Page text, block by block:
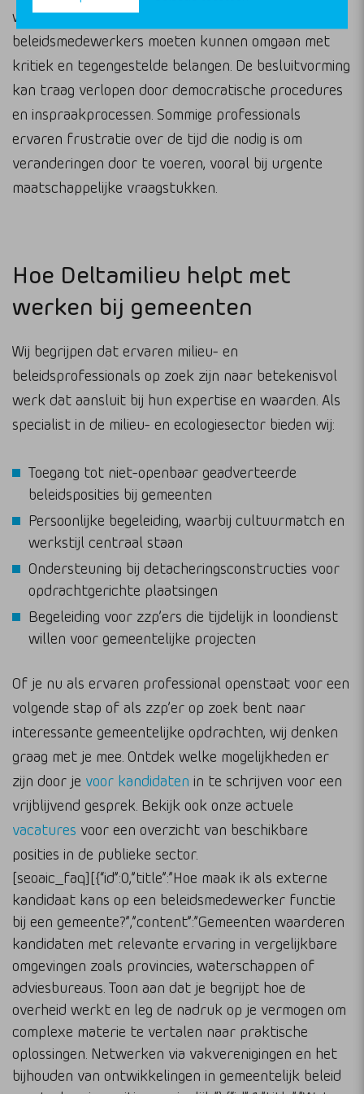
werk. Beleidskeuzes kunnen omstreden zijn en
beleidsmedewerkers moeten kunnen omgaan met
kritiek en tegengestelde belangen. De besluitvorming
kan traag verlopen door democratische procedures
en inspraakprocessen. Sommige professionals
ervaren frustratie over de tijd die nodig is om
veranderingen door te voeren, vooral bij urgente
maatschappelijke vraagstukken.
Hoe Deltamilieu helpt met
werken bij gemeenten
Wij begrijpen dat ervaren milieu- en
beleidsprofessionals op zoek zijn naar betekenisvol
werk dat aansluit bij hun expertise en waarden. Als
specialist in de milieu- en ecologiesector bieden wij:
Toegang tot niet-openbaar geadverteerde
beleidsposities bij gemeenten
Persoonlijke begeleiding, waarbij cultuurmatch en
werkstijl centraal staan
Ondersteuning bij detacheringsconstructies voor
opdrachtgerichte plaatsingen
Begeleiding voor zzp’ers die tijdelijk in loondienst
willen voor gemeentelijke projecten
Of je nu als ervaren professional openstaat voor een
volgende stap of als zzp’er op zoek bent naar
interessante gemeentelijke opdrachten, wij denken
graag met je mee. Ontdek welke mogelijkheden er
zijn door je voor kandidaten in te schrijven voor een
vrijblijvend gesprek. Bekijk ook onze actuele
vacatures voor een overzicht van beschikbare
posities in de publieke sector.
[seoaic_faq][{“id”:0,”title”:”Hoe maak ik als externe
kandidaat kans op een beleidsmedewerker functie
bij een gemeente?”,”content”:”Gemeenten waarderen
kandidaten met relevante ervaring in vergelijkbare
omgevingen zoals provincies, waterschappen of
adviesbureaus. Toon aan dat je begrijpt hoe de
overheid werkt en leg de nadruk op je vermogen om
complexe materie te vertalen naar praktische
oplossingen. Netwerken via vakverenigingen en het
bijhouden van ontwikkelingen in gemeentelijk beleid